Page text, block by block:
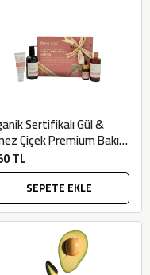
Sertifikalı Gül &
Çiçek Premium Bakım
Kutusu - Bionaturca
TL
SEPETE EKLE